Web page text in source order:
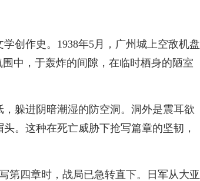
创作史。1938年5月，广州城上空敌机盘
中，于轰炸的间隙，在临时栖身的陋室
躲进阴暗潮湿的防空洞。洞外是震耳欲
。这种在死亡威胁下抢写篇章的坚韧，
第四章时，战局已急转直下。日军从大亚